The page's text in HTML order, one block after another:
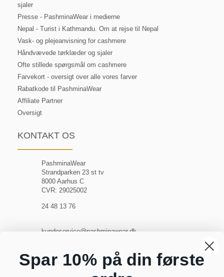
sjaler
Presse - PashminaWear i medierne
Nepal - Turist i Kathmandu. Om at rejse til Nepal
Vask- og plejeanvisning for cashmere
Håndvævede tørklæder og sjaler
Ofte stillede spørgsmål om cashmere
Farvekort - oversigt over alle vores farver
Rabatkode til PashminaWear
Affiliate Partner
Oversigt
KONTAKT OS
PashminaWear
Strandparken 23 st tv
8000 Aarhus C
CVR: 29025002
24 48 13 76
kundeservice@pashminawear.dk
Spar 10% på din første